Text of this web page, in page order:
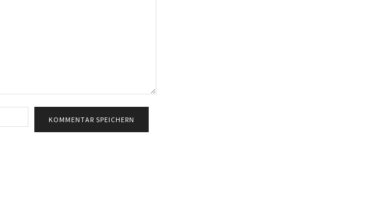
Mail:*